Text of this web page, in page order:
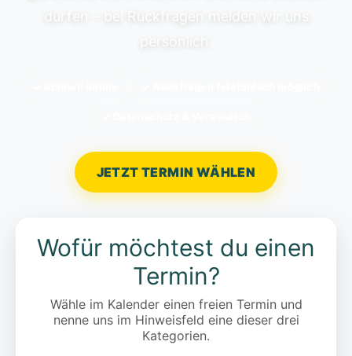
dürfen – bei Rückfragen melden wir uns
JETZT TERMIN WÄHLEN
Wofür möchtest du einen
Termin?
Wähle im Kalender einen freien Termin und
nenne uns im Hinweisfeld eine dieser drei
Kategorien.